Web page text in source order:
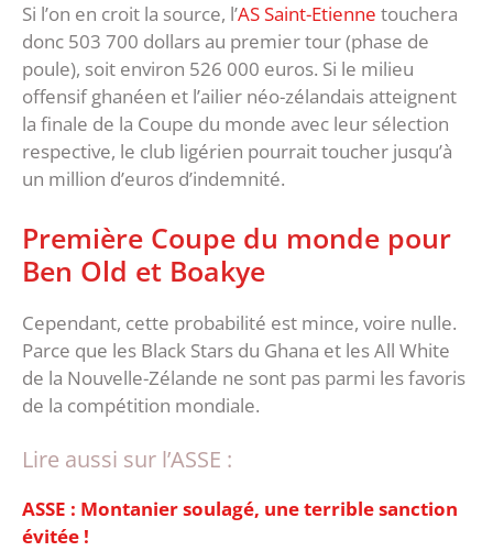
Si l’on en croit la source, l’AS Saint-Etienne touchera
donc 503 700 dollars au premier tour (phase de
poule), soit environ 526 000 euros. Si le milieu
offensif ghanéen et l’ailier néo-zélandais atteignent
la finale de la Coupe du monde avec leur sélection
respective, le club ligérien pourrait toucher jusqu’à
un million d’euros d’indemnité.
Première Coupe du monde pour
Ben Old et Boakye
Cependant, cette probabilité est mince, voire nulle.
Parce que les Black Stars du Ghana et les All White
de la Nouvelle-Zélande ne sont pas parmi les favoris
de la compétition mondiale.
Lire aussi sur l’ASSE :
ASSE : Montanier soulagé, une terrible sanction
évitée !